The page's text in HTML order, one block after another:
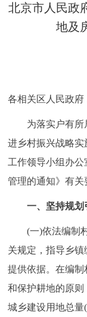
中介服务
政民互动
12345网上接诉
走进北京
北京概况
绿色北京
北京市人民政
地及
各相关区人民政府
为落实户有所居
进乡村振兴战略
工作领导小组办
管理的通知》有关
一、坚持规划
(一)依法编制村
关规定，指导乡
提供依据。在编
和保护耕地的原
城乡建设用地总量